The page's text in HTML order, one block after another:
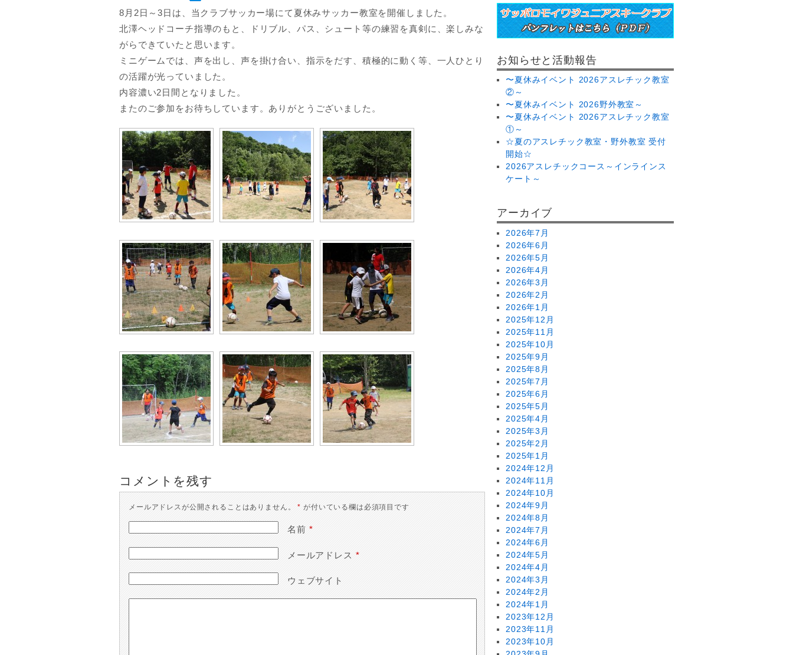
8月2日～3日は、当クラブサッカー場にて夏休みサッカー教室を開催しました。
北澤ヘッドコーチ指導のもと、ドリブル、パス、シュート等の練習を真剣に、楽しみな
がらできていたと思います。
ミニゲームでは、声を出し、声を掛け合い、指示をだす、積極的に動く等、一人ひとり
の活躍が光っていました。
内容濃い2日間となりました。
またのご参加をお待ちしています。ありがとうございました。
コメントを残す
メールアドレスが公開されることはありません。*が付いている欄は必須項目です
名前*
メールアドレス*
ウェブサイト
お知らせと活動報告
〜夏休みイベント 2026アスレチック教室
②～
〜夏休みイベント 2026野外教室～
〜夏休みイベント 2026アスレチック教室
①～
☆夏のアスレチック教室・野外教室 受付
開始☆
2026アスレチックコース～インラインス
ケート～
アーカイブ
2026年7月
2026年6月
2026年5月
2026年4月
2026年3月
2026年2月
2026年1月
2025年12月
2025年11月
2025年10月
2025年9月
2025年8月
2025年7月
2025年6月
2025年5月
2025年4月
2025年3月
2025年2月
2025年1月
2024年12月
2024年11月
2024年10月
2024年9月
2024年8月
2024年7月
2024年6月
2024年5月
2024年4月
2024年3月
2024年2月
2024年1月
2023年12月
2023年11月
2023年10月